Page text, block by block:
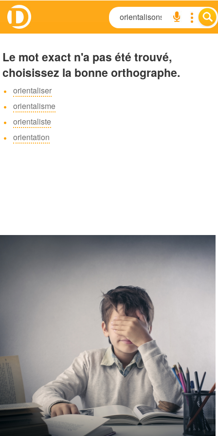
Le mot exact n'a pas été trouvé,
choisissez la bonne orthographe.
orientaliser
orientalisme
orientaliste
orientation